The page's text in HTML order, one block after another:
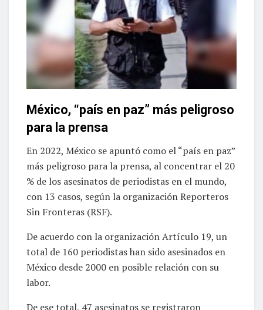
México, “país en paz” más peligroso
para la prensa
En 2022, México se apuntó como el “país en paz”
más peligroso para la prensa, al concentrar el 20
% de los asesinatos de periodistas en el mundo,
con 13 casos, según la organización Reporteros
Sin Fronteras (RSF).
De acuerdo con la organización Artículo 19, un
total de 160 periodistas han sido asesinados en
México desde 2000 en posible relación con su
labor.
De ese total, 47 asesinatos se registraron